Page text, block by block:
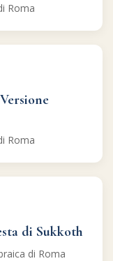
Roma
Roma
di Sukkoth
di Roma